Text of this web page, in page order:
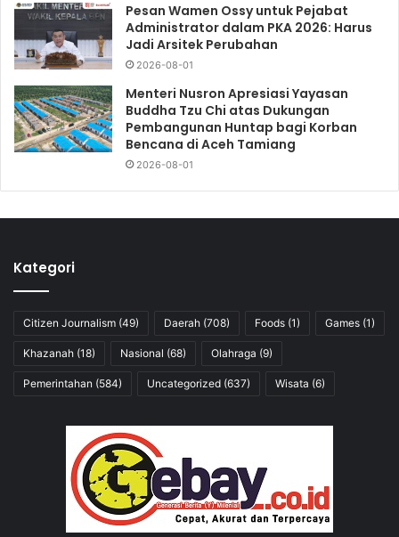
Pesan Wamen Ossy untuk Pejabat
Administrator dalam PKA 2026: Harus
Jadi Arsitek Perubahan
2026-08-01
Menteri Nusron Apresiasi Yayasan
Buddha Tzu Chi atas Dukungan
Pembangunan Huntap bagi Korban
Bencana di Aceh Tamiang
2026-08-01
Kategori
Citizen Journalism (49) Daerah (708) Foods (1) Games (1)
Khazanah (18) Nasional (68) Olahraga (9)
Pemerintahan (584) Uncategorized (637) Wisata (6)